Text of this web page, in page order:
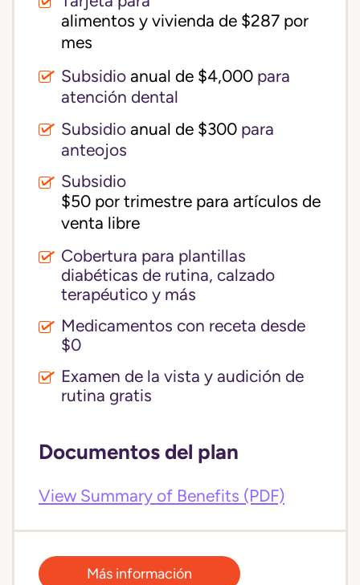
alimentos y vivienda de $287 por
mes
Subsidio anual de $4,000 para
atención dental
Subsidio anual de $300 para
anteojos
Subsidio
$50 por trimestre para artículos de
venta libre
Cobertura para plantillas
diabéticas de rutina, calzado
terapéutico y más
Medicamentos con receta desde
$0
Examen de la vista y audición de
rutina gratis
Documentos del plan
View Summary of Benefits (PDF)
Más información